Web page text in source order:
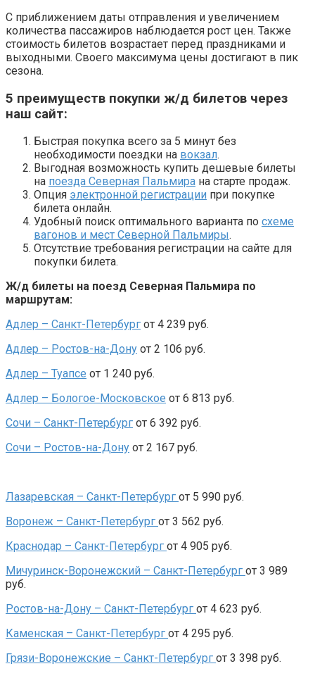
С приближением даты отправления и увеличением
количества пассажиров наблюдается рост цен. Также
стоимость билетов возрастает перед праздниками и
выходными. Своего максимума цены достигают в пик
сезона.
5 преимуществ покупки ж/д билетов через
наш сайт:
Быстрая покупка всего за 5 минут без
необходимости поездки на вокзал.
Выгодная возможность купить дешевые билеты
на поезда Северная Пальмира на старте продаж.
Опция электронной регистрации при покупке
билета онлайн.
Удобный поиск оптимального варианта по схеме
вагонов и мест Северной Пальмиры.
Отсутствие требования регистрации на сайте для
покупки билета.
Ж/д билеты на поезд Северная Пальмира по
маршрутам:
Адлер – Санкт-Петербург от 4 239 руб.
Адлер – Ростов-на-Дону от 2 106 руб.
Адлер – Туапсе от 1 240 руб.
Адлер – Бологое-Московское от 6 813 руб.
Сочи – Санкт-Петербург от 6 392 руб.
Сочи – Ростов-на-Дону от 2 167 руб.
Лазаревская – Санкт-Петербург от 5 990 руб.
Воронеж – Санкт-Петербург от 3 562 руб.
Краснодар – Санкт-Петербург от 4 905 руб.
Мичуринск-Воронежский – Санкт-Петербург от 3 989
руб.
Ростов-на-Дону – Санкт-Петербург от 4 623 руб.
Каменская – Санкт-Петербург от 4 295 руб.
Грязи-Воронежские – Санкт-Петербург от 3 398 руб.